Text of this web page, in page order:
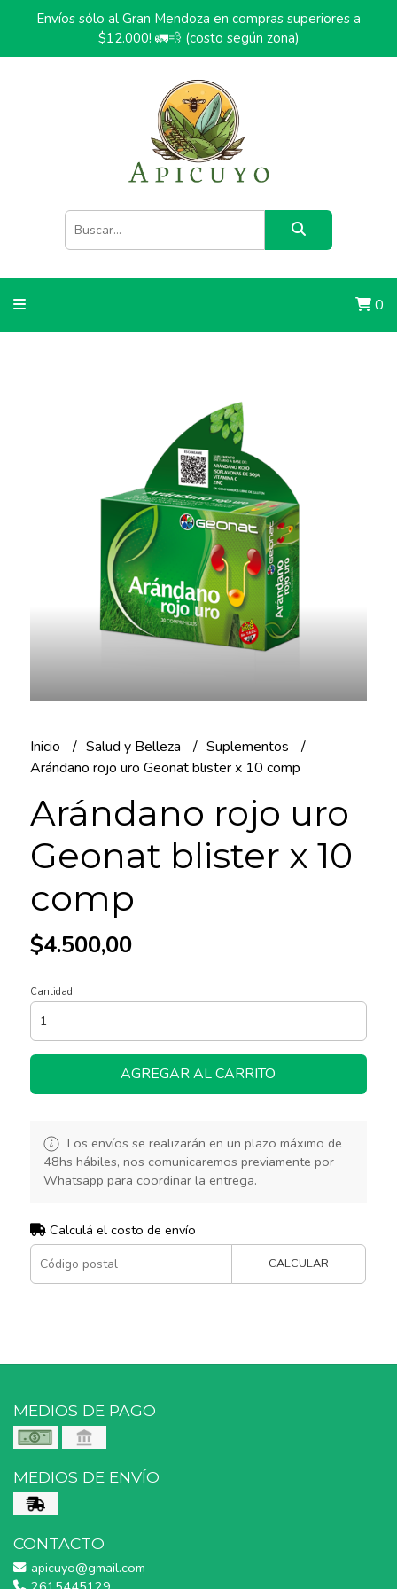
Envíos sólo al Gran Mendoza en compras superiores a
$12.000! 🚛💨 (costo según zona)
0
Inicio Salud y Belleza
Suplementos
Arándano rojo uro Geonat blister x 10 comp
Arándano rojo uro
Geonat blister x 10
comp
$4.500,00
Cantidad
AGREGAR AL CARRITO
Los envíos se realizarán en un plazo máximo de
48hs hábiles, nos comunicaremos previamente por
Whatsapp para coordinar la entrega.
Calculá el costo de envío
CALCULAR
MEDIOS DE PAGO
MEDIOS DE ENVÍO
CONTACTO
apicuyo@gmail.com